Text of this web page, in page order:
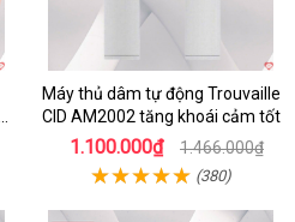
Máy thủ dâm tự động Trouvaille
CID AM2002 tăng khoái cảm tốt
1.100.000₫ 1.466.000₫
(380)